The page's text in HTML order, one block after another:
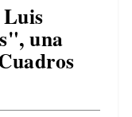
una